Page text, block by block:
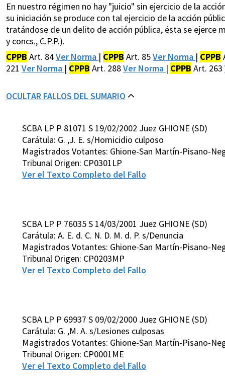
En nuestro régimen no hay "juicio" sin ejercicio de la
su iniciación se produce con tal ejercicio de la acción
tratándose de un delito de acción pública, ésta se ejerce
y concs., C.P.P.).
CPPB Art. 84Ver Norma | CPPB Art. 85Ver Norma | CPPB
221 Ver Norma | CPPB Art. 288Ver Norma | CPPB Art. 263
OCULTAR FALLOS DEL SUMARIO
SCBA LP P 81071 S 19/02/2002 Juez GHIONE (SD)
Carátula: G. ,J. E. s/Homicidio culposo
Magistrados Votantes: Ghione-San Martín-Pisano-
Tribunal Origen: CP0301LP
Ver el Texto Completo del Fallo
SCBA LP P 76035 S 14/03/2001 Juez GHIONE (SD)
Carátula: A. E. d. C. N. D. M. d. P. s/Denuncia
Magistrados Votantes: Ghione-San Martín-Pisano-
Tribunal Origen: CP0203MP
Ver el Texto Completo del Fallo
SCBA LP P 69937 S 09/02/2000 Juez GHIONE (SD)
Carátula: G. ,M. A. s/Lesiones culposas
Magistrados Votantes: Ghione-San Martín-Pisano-
Tribunal Origen: CP0001ME
Ver el Texto Completo del Fallo